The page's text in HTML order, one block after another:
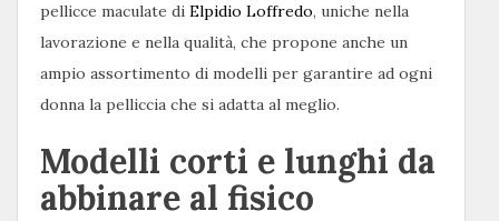
pellicce maculate di Elpidio Loffredo, uniche nella
lavorazione e nella qualità, che propone anche un
ampio assortimento di modelli per garantire ad ogni
donna la pelliccia che si adatta al meglio.
Modelli corti e lunghi da
abbinare al fisico